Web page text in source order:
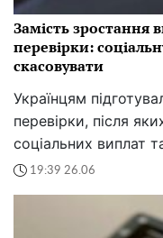
Замість зростання
перевірки:
скасовувати
Українцям
перевірки, після
соціальних виплат
19:39 26.06